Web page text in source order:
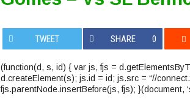
TWEET SHARE 0
(function(d, s, id) { var js, fjs =
d.createElement(s); js.id = id; js.src = “//
fjs.parentNode.insertBefore(js, fjs); }(document,